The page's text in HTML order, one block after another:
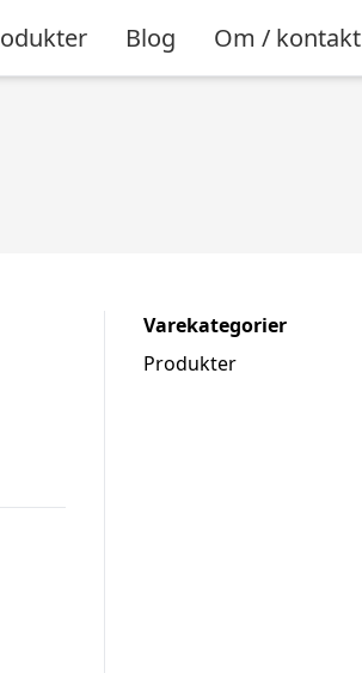
Blog Om / kontakt
Varekategorier
Produkter